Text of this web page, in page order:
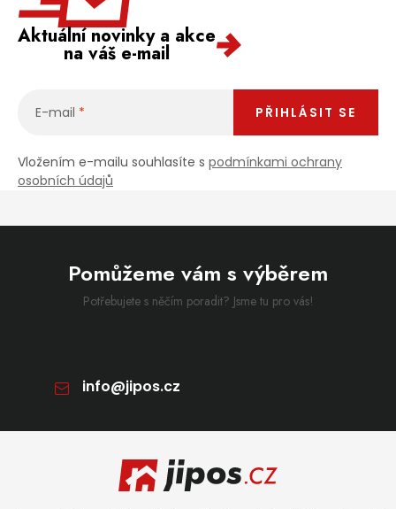
Aktuální novinky a akce
na váš e-mail
E-mail
Vložením e-mailu souhlasíte s podmínkami ochrany
osobních údajů
PŘIHLÁSIT SE
Pomůžeme vám s výběrem
Potřebujete s něčím poradit? Jsme tu pro vás!
info@jipos.cz
Zápatí